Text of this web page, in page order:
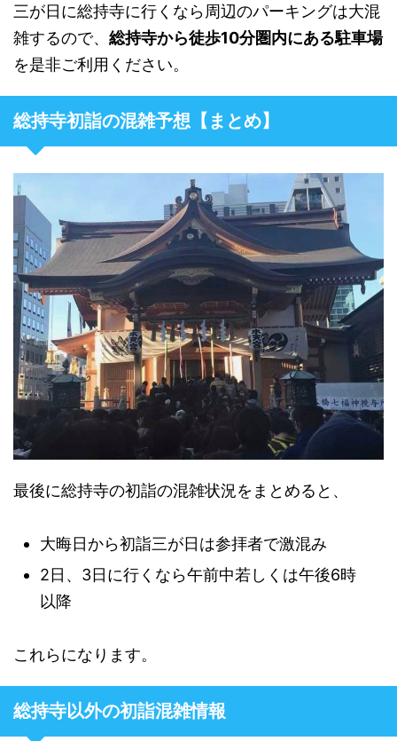
三が日に総持寺に行くなら周辺のパーキングは大混
雑するので、 総持寺から徒歩10分圏内にある駐車場
を是非ご利用ください。
総持寺初詣の混雑予想【まとめ】
最後に総持寺の初詣の混雑状況をまとめると、
大晦日から初詣三が日は参拝者で激混み
2日、3日に行くなら午前中若しくは午後6時
以降
これらになります。
総持寺以外の初詣混雑情報